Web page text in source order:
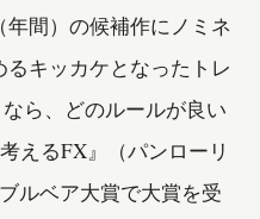
間）の候補作にノミネ
キッカケとなったトレ
ら、どのルールが良い
えるFX』（パンローリ
ルベア大賞で大賞を受